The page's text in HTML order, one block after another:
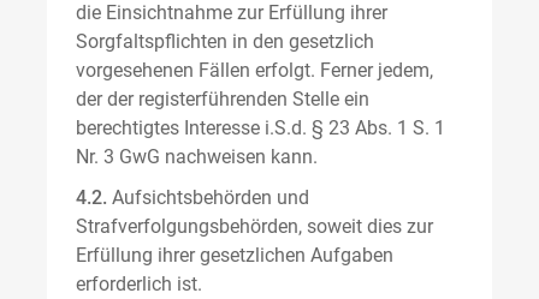
die Einsichtnahme zur Erfüllung ihrer
Sorgfaltspflichten in den gesetzlich
vorgesehenen Fällen erfolgt. Ferner jedem,
der der registerführenden Stelle ein
berechtigtes Interesse i.S.d. § 23 Abs. 1 S. 1
Nr. 3 GwG nachweisen kann.
4.2. Aufsichtsbehörden und
Strafverfolgungsbehörden, soweit dies zur
Erfüllung ihrer gesetzlichen Aufgaben
erforderlich ist.